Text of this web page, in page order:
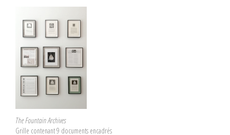
The Fountain Archives
Grille contenant 9 documents encadrés